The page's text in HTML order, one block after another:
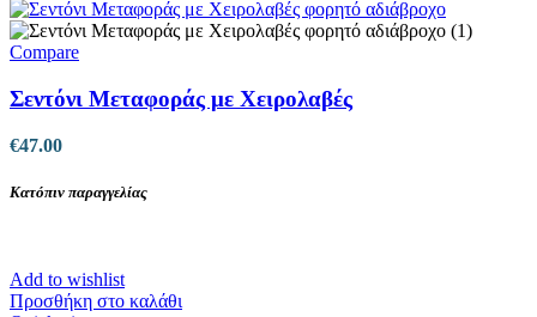
Compare
Σεντόνι Μεταφοράς με Χειρολαβές
€47.00
Κατόπιν παραγγελίας
Add to wishlist
Προσθήκη στο καλάθι